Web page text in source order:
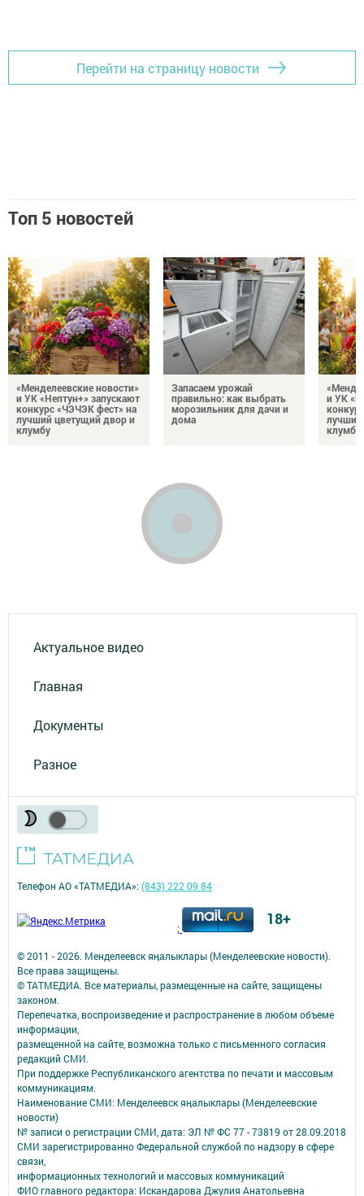
Перейти на страницу новости
Топ 5 новостей
«Менделеевские новости»
и УК «Нептун+» запускают
конкурс «ЧЭЧЭК фест» на
лучший цветущий двор и
клумбу
Запасаем урожай
правильно: как выбрать
морозильник для дачи и
дома
и УК
лучший
клумбу
Актуальное видео
Главная
Документы
Разное
© 2011 - 2026. Менделеевск яӊалыклары (Менделеевские новости).
Все права защищены.
© ТАТМЕДИА. Все материалы, размещенные на сайте, защищены
законом.
Перепечатка, воспроизведение и распространение в любом объеме
информации,
размещенной на сайте, возможна только с письменного согласия
редакций СМИ.
При поддержке Республиканского агентства по печати и массовым
коммуникациям.
Наименование СМИ: Менделеевск яӊалыклары (Менделеевские
новости)
№ записи о регистрации СМИ, дата: ЭЛ № ФС 77 - 73819 от 28.09.2018
СМИ зарегистрированно Федеральной службой по надзору в сфере
связи,
информационных технологий и массовых коммуникаций
ФИО главного редактора: Искандарова Джулия Анатольевна
Телефон АО «ТАТМЕДИА»:(843) 222 09 84
; 18+